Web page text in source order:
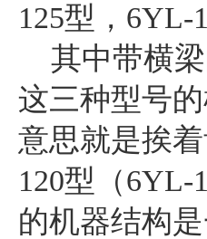
125型， 6YL-
其中带横梁
这三种型号
意思就是挨
120型（6YL-
的机器结构